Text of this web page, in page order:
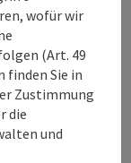
/ Café,
Grünau im
wofür wir
(Art. 49
finden Sie in
Zustimmung
die
und